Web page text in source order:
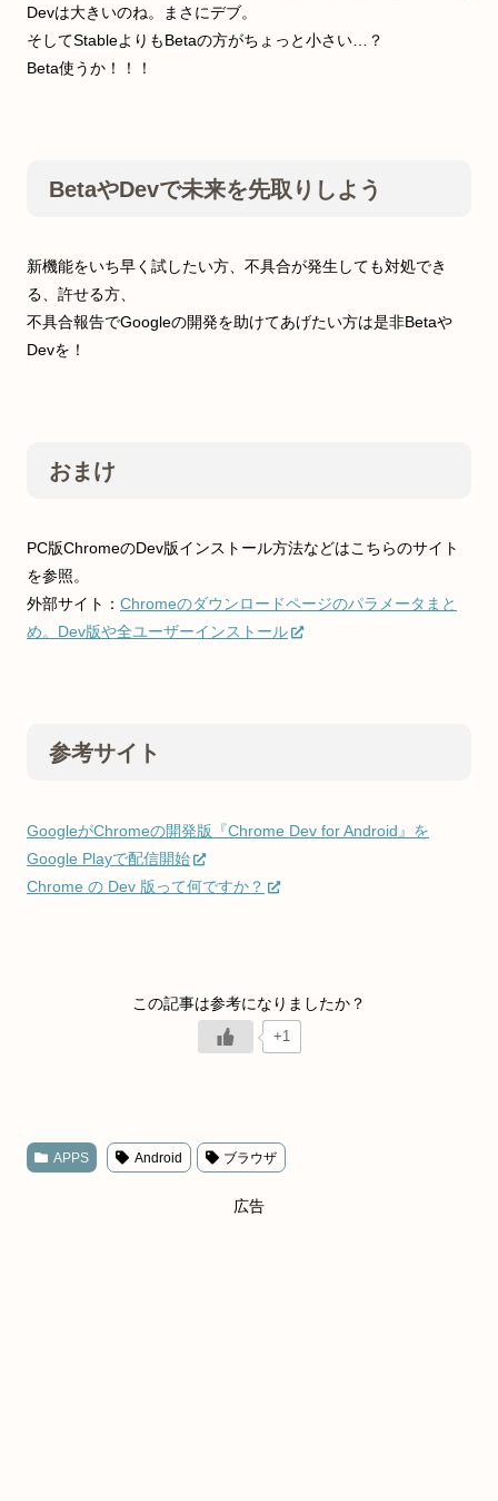
Devは大きいのね。まさにデブ。
そしてStableよりもBetaの方がちょっと小さい…？
Beta使うか！！！
BetaやDevで未来を先取りしよう
新機能をいち早く試したい方、不具合が発生しても対処でき
る、許せる方、
不具合報告でGoogleの開発を助けてあげたい方は是非Betaや
Devを！
おまけ
PC版ChromeのDev版インストール方法などはこちらのサイト
を参照。
外部サイト： Chromeのダウンロードページのパラメータまと
め。Dev版や全ユーザーインストール
参考サイト
GoogleがChromeの開発版『Chrome Dev for Android』を
Google Playで配信開始
Chrome の Dev 版って何ですか？
+1
APPS Android ブラウザ
広告